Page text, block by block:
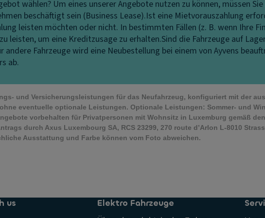
wählen? Um eines unserer Angebote nutzen zu können, müssen
beschäftigt sein (Business Lease).Ist eine Mietvorauszahlung
leisten möchten oder nicht. In bestimmten Fällen (z. B. wenn Ihre
leisten, um eine Kreditzusage zu erhalten.Sind die Fahrzeuge auf
Fahrzeuge wird eine Neubestellung bei einem von Ayvens
ab.
und Versicherungsleistungen für das Neufahrzeug, konfiguriert mit der
eventuelle optionale Leistungen. Optionale Leistungen: Sommer- und
vorbehalten für Privatpersonen mit Wohnsitz in Luxemburg gemäß
durch Axus Luxembourg SA, RCS 23299, 270 route d’Arlon L-8010
Ausstattung und Farbe können vom Foto abweichen.
us
Elektro Fahrzeuge